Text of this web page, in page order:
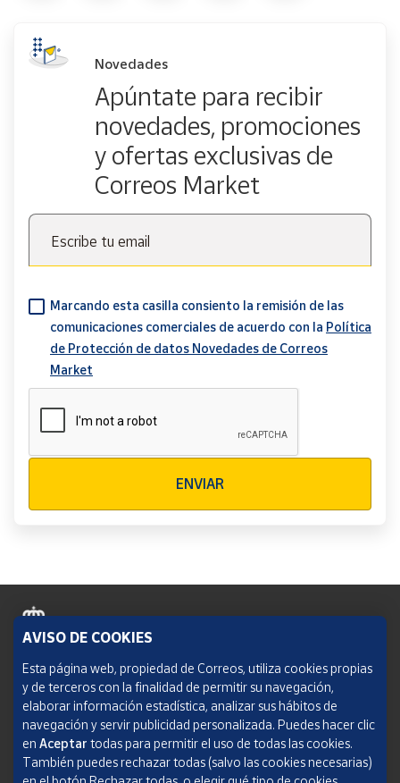
Novedades
Apúntate para recibir
novedades, promociones
y ofertas exclusivas de
Correos Market
Escribe tu email
Marcando esta casilla consiento la remisión de las
comunicaciones comerciales de acuerdo con la Política
de Protección de datos Novedades de Correos
Market
ENVIAR
Política de cookies
Aviso legal
Condiciones del servicio
Política de Privacidad Web
AVISO DE COOKIES
Esta página web, propiedad de Correos, utiliza cookies propias
y de terceros con la finalidad de permitir su navegación,
elaborar información estadística, analizar sus hábitos de
navegación y servir publicidad personalizada. Puedes hacer clic
en Aceptar todas para permitir el uso de todas las cookies.
También puedes rechazar todas (salvo las cookies necesarias)